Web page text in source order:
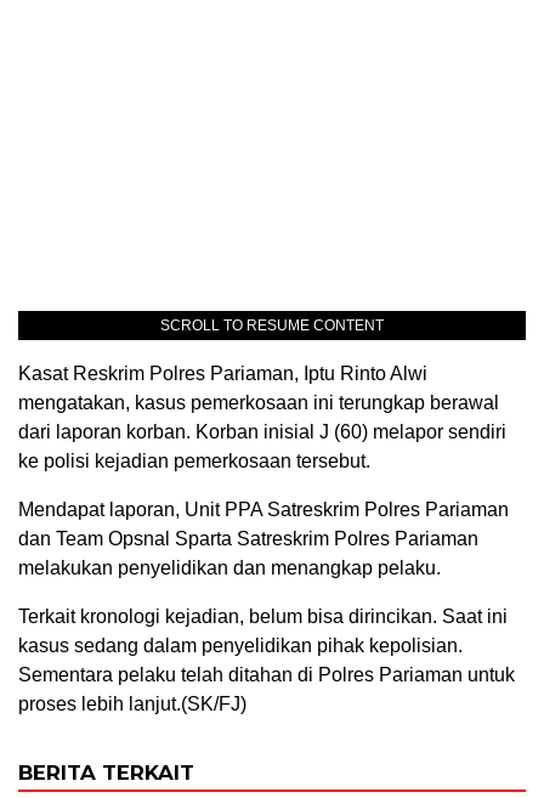
SCROLL TO RESUME CONTENT
Kasat Reskrim Polres Pariaman, Iptu Rinto Alwi
mengatakan, kasus pemerkosaan ini terungkap berawal
dari laporan korban. Korban inisial J (60) melapor sendiri
ke polisi kejadian pemerkosaan tersebut.
Mendapat laporan, Unit PPA Satreskrim Polres Pariaman
dan Team Opsnal Sparta Satreskrim Polres Pariaman
melakukan penyelidikan dan menangkap pelaku.
Terkait kronologi kejadian, belum bisa dirincikan. Saat ini
kasus sedang dalam penyelidikan pihak kepolisian.
Sementara pelaku telah ditahan di Polres Pariaman untuk
proses lebih lanjut.(SK/FJ)
BERITA TERKAIT